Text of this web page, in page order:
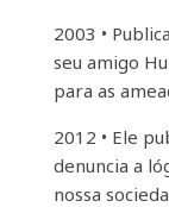
2003 •
seu amigo
para as
2012 • Ele
denuncia a
nossa